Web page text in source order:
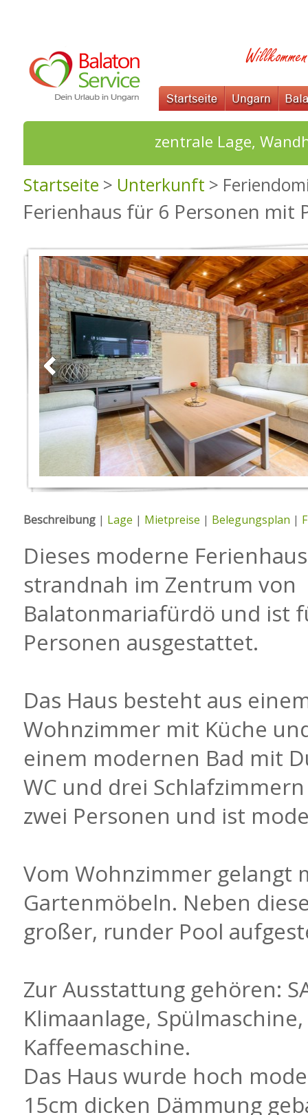
zentrale Lage,
Startseite > Unterkunft >
Ferienhaus für 6 Personen mit
Beschreibung | Lage | Mietpreise | Belegungsplan |
Dieses moderne
strandnah im Zentrum von
Balatonmariafürdö und ist
Personen ausgestattet.
Das Haus besteht aus
Wohnzimmer mit Küche
einem modernen Bad mit
WC und drei
zwei Personen und ist
Vom Wohnzimmer gelangt
Gartenmöbeln. Neben
großer, runder Pool
Zur Ausstattung gehören:
Klimaanlage,
Kaffeemaschine.
Das Haus wurde hoch
15cm dicken Dämmung